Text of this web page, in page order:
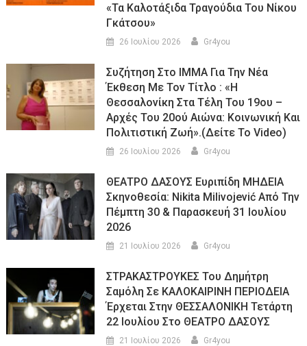
«τα Καλοτάξιδα Τραγούδια Του Νίκου
Γκάτσου»
26 Ιουλίου 2026 Gr4you
Συζήτηση Στο ΙΜΜΑ Για Την Νέα
Έκθεση Με Τον Τίτλο : «Η
Θεσσαλονίκη Στα Τέλη Του 19ου –
Αρχές Του 20ού Αιώνα: Κοινωνική Και
Πολιτιστική Ζωή».(Δείτε Το Video)
26 Ιουλίου 2026 Gr4you
ΘΕΑΤΡΟ ΔΑΣΟΥΣ Ευριπίδη ΜΗΔΕΙΑ
Σκηνοθεσία: Nikita Milivojević Από Την
Πέμπτη 30 & Παρασκευή 31 Ιουλίου
2026
21 Ιουλίου 2026 Gr4you
ΣΤΡΑΚΑΣΤΡΟΥΚΕΣ Του Δημήτρη
Σαμόλη Σε ΚΑΛΟΚΑΙΡΙΝΗ ΠΕΡΙΟΔΕΙΑ
Έρχεται Στην ΘΕΣΣΑΛΟΝΙΚΗ Τετάρτη
22 Ιουλίου Στο ΘΕΑΤΡΟ ΔΑΣΟΥΣ
21 Ιουλίου 2026 Gr4you